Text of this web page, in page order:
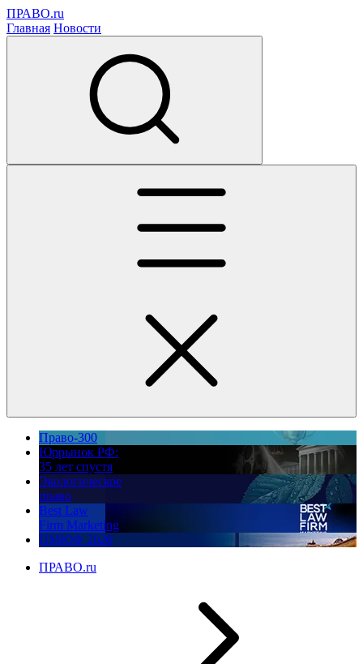
ПРАВО.ru
Главная Новости
Право-300
Юррынок РФ:
35 лет спустя
Экологическое
право
Best Law
Firm Marketing
ПМЮФ 2026
ПРАВО.ru